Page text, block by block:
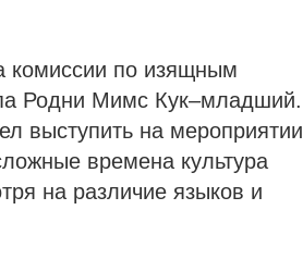
комиссии по изящным
Родни Мимс Кук–младший.
выступить на мероприятии
времена культура
на различие языков и